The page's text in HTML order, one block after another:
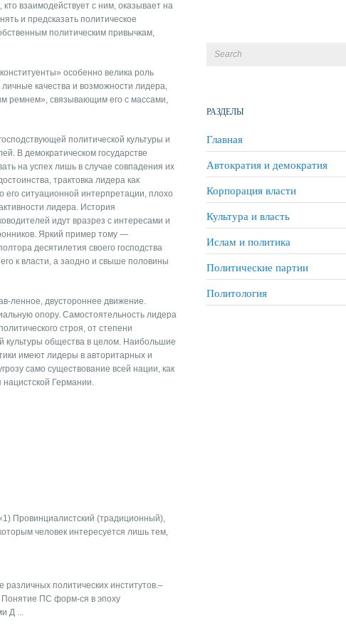
взаимодействует с ним, оказывает на
и предсказать политическое
политическим привычкам,
особенно велика роль
качества и возможности лидера,
ремнем», связывающим его с массами,
политической культуры и
В демократическом государстве
на успех лишь в случае совпадения их
трактовка лидера как
его ситуационной интерпретации, плохо
лидера. История
идут вразрез с интересами и
Яркий пример тому —
десятилетия своего господства
к власти, а заодно и свыше половины
ленное, двустороннее движение.
опору. Самостоятельность лидера
строя, от степени
культуры общества в целом. Наибольшие
имеют лидеры в авторитарных и
само существование всей нации, как
Германии.
Провинциалистский (традиционный),
человек интересуется лишь тем,
политических институтов.–
ПС форм-ся в эпоху
Д ...
РАЗДЕЛЫ
Главная
Автократия и демократия
Корпорация власти
Культура и власть
Ислам и политика
Политические партии
Политология